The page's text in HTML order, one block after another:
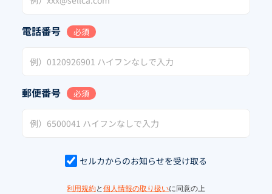
電話番号 必須
郵便番号 必須
セルカからのお知らせを受け取る
利用規約と 個人情報の取り扱いに同意の上